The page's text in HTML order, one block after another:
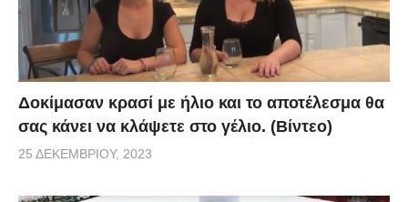
Δοκίμασαν κρασί με ήλιο και το αποτέλεσμα θα
σας κάνει να κλάψετε στο γέλιο. (Βίντεο)
25 ΔΕΚΕΜΒΡΊΟΥ, 2023